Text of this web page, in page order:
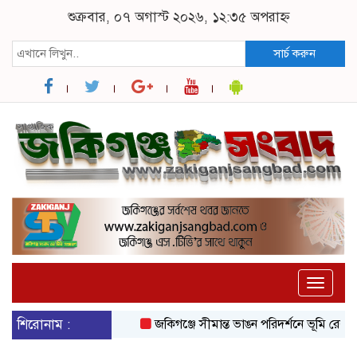
শুক্রবার, ০৭ অগাস্ট ২০২৬, ১২:৩৫ অপরাহ্ন
সার্চ করুন
Toggle
শিরোনাম :
জকিগঞ্জে সীমান্ত ভাঙন পরিদর্শনে ভূমি রেকর্ড ও